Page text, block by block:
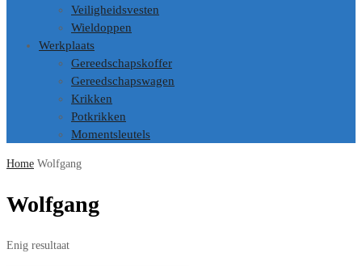
Veiligheidsvesten
Wieldoppen
Werkplaats
Gereedschapskoffer
Gereedschapswagen
Krikken
Potkrikken
Momentsleutels
Home Wolfgang
Wolfgang
Enig resultaat